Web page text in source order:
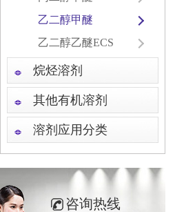
乙二醇甲醚
乙二醇乙醚ECS
烷烃溶剂
其他有机溶剂
溶剂应用分类
咨询热线